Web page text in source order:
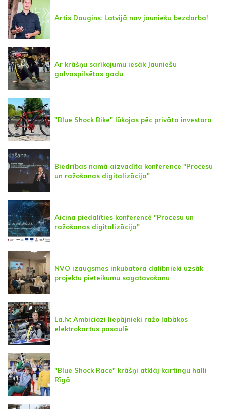
Artis Daugins: Latvijā nav jauniešu bezdarba!
Ar krāšņu sarīkojumu iesāk Jauniešu
galvaspilsētas gadu
"Blue Shock Bike" lūkojas pēc privāta investora
Biedrības namā aizvadīta konference "Procesu
un ražošanas digitalizācija"
Aicina piedalīties konferencē "Procesu un
ražošanas digitalizācija"
NVO izaugsmes inkubatora dalībnieki uzsāk
projektu pieteikumu sagatavošanu
La.lv: Ambiciozi liepājnieki ražo labākos
elektrokartus pasaulē
"Blue Shock Race" krāšņi atklāj kartingu halli
Rīgā